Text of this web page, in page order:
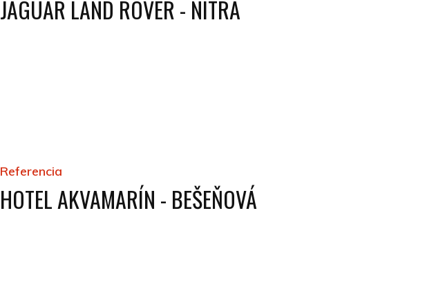
JAGUAR LAND ROVER - NITRA
Referencia
HOTEL AKVAMARÍN - BEŠEŇOVÁ